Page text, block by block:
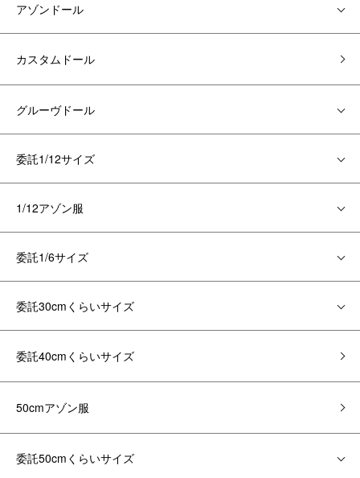
アゾンドール
カスタムドール
グルーヴドール
委託1/12サイズ
1/12アゾン服
委託1/6サイズ
委託30cmくらいサイズ
委託40cmくらいサイズ
50cmアゾン服
委託50cmくらいサイズ